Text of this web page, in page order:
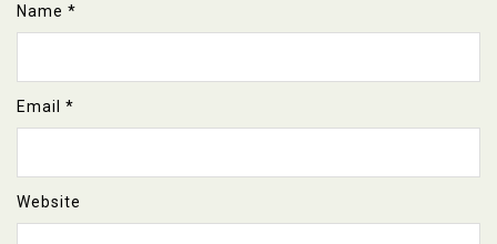
Name *
Email *
Website